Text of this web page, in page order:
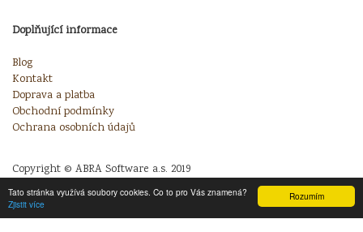
Rozumím
Tato stránka využívá soubory cookies. Co to pro Vás znamená?
Zjistit více
Doplňující informace
Blog
Kontakt
Doprava a platba
Obchodní podmínky
Ochrana osobních údajů
Copyright © ABRA Software a.s. 2019